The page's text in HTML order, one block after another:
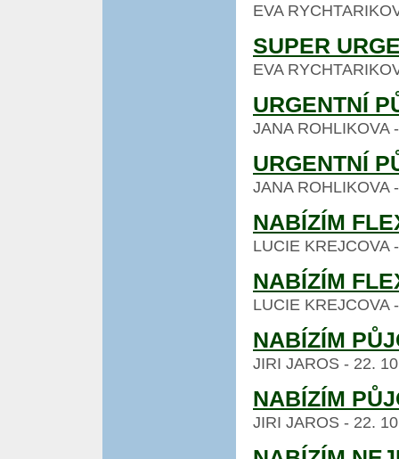
EVA
SUPER
EVA
URGENTNÍ
JANA ROHLIKOVA
URGENTNÍ
JANA ROHLIKOVA
NABÍZÍM
LUCIE KREJCOVA
NABÍZÍM
LUCIE KREJCOVA
NABÍZÍM
JIRI JAROS - 22.
NABÍZÍM
JIRI JAROS - 22.